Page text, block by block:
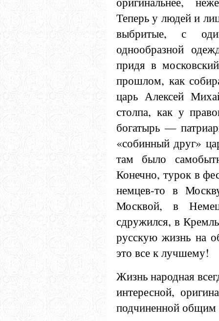
Теперь у людей и
выбритые, с
однообразной
придя в
прошлом, как
царь Алексей
столпа, как у
богатырь —
«собинный друг»
там было
Конечно, турок в
немцев-то в
Москвой, в
сдружился, в
русскую жизнь на
это все к лучшему!
Жизнь народная
интересной,
подчиненной